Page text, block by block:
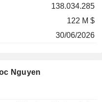
138.034.285
122 M $
30/06/2026
Nguyen